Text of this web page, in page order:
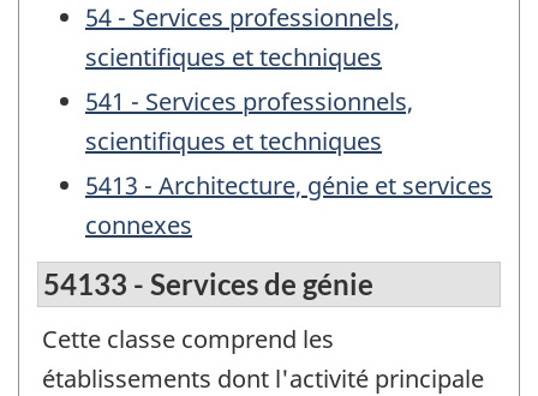
54 - Services professionnels,
scientifiques et techniques
541 - Services professionnels,
scientifiques et techniques
5413 - Architecture, génie et services
connexes
54133 - Services de génie
Cette classe comprend les
établissements dont l'activité principale